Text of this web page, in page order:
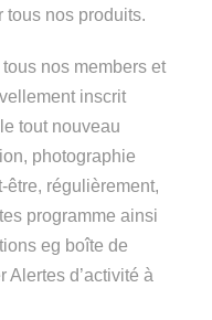
tous nos produits.
nos members et
inscrit
tout nouveau
photographie
être, régulièrement,
programme ainsi
eg boîte de
Alertes d’activité à